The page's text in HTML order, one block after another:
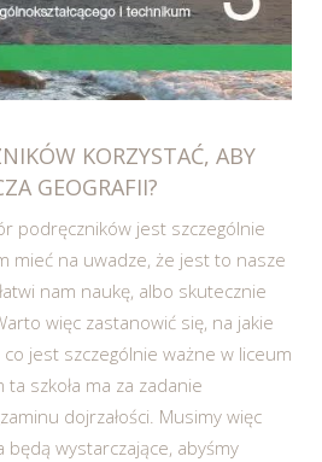
KORZYSTAĆ, ABY
GEOGRAFII?
podręczników jest szczególnie
mieć na uwadze, że jest to nasze
nam naukę, albo skutecznie
więc zastanowić się, na jakie
jest szczególnie ważne w liceum
szkoła ma za zadanie
dojrzałości. Musimy więc
będą wystarczające, abyśmy